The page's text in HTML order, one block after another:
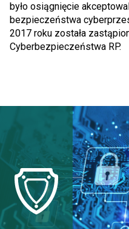
było osiągnięcie
bezpieczeństwa
2017 roku została
Cyberbezpieczeństwa RP.